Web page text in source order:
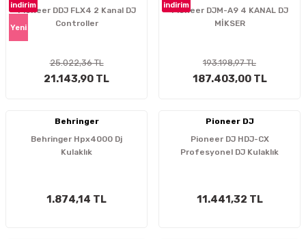
indirim
Yeni
Pioneer DDJ FLX4 2 Kanal DJ
Controller
25.022,36 TL
21.143,90 TL
indirim
Pioneer DJM-A9 4 KANAL DJ
MİKSER
193.198,97 TL
187.403,00 TL
Behringer
Behringer Hpx4000 Dj
Kulaklık
1.874,14 TL
Pioneer DJ
Pioneer DJ HDJ-CX
Profesyonel DJ Kulaklık
11.441,32 TL